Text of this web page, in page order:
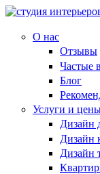
О нас
Отзывы
Частые
Блог
Услуги и
Дизайн
Дизайн
Дизайн